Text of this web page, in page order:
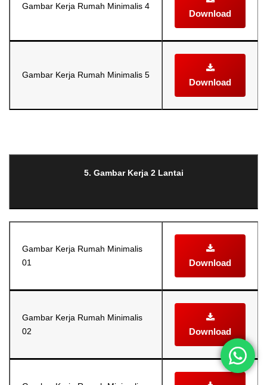
Gambar Kerja Rumah Minimalis 4
Download
Gambar Kerja Rumah Minimalis 5
Download
5. Gambar Kerja 2 Lantai
Gambar Kerja Rumah Minimalis
01
Download
Gambar Kerja Rumah Minimalis
02
Download